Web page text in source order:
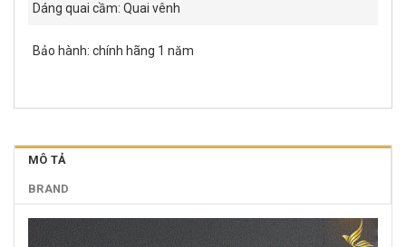
Dáng quai cầm: Quai vênh
Bảo hành: chính hãng 1 năm
MÔ TẢ
BRAND